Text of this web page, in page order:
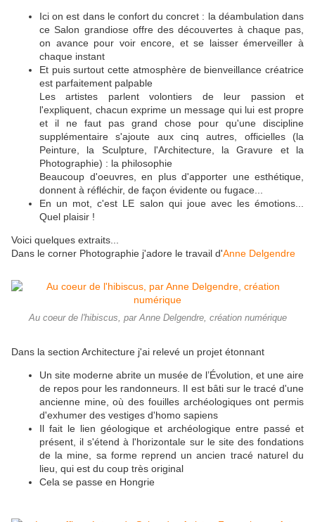
Ici on est dans le confort du concret : la déambulation dans
ce Salon grandiose offre des découvertes à chaque pas,
on avance pour voir encore, et se laisser émerveiller à
chaque instant
Et puis surtout cette atmosphère de bienveillance créatrice
est parfaitement palpable
Les artistes parlent volontiers de leur passion et
l'expliquent, chacun exprime un message qui lui est propre
et il ne faut pas grand chose pour qu'une discipline
supplémentaire s'ajoute aux cinq autres, officielles (la
Peinture, la Sculpture, l'Architecture, la Gravure et la
Photographie) : la philosophie
Beaucoup d'oeuvres, en plus d'apporter une esthétique,
donnent à réfléchir, de façon évidente ou fugace...
En un mot, c'est LE salon qui joue avec les émotions...
Quel plaisir !
Voici quelques extraits...
Dans le corner Photographie j'adore le travail d'Anne Delgendre
Au coeur de l'hibiscus, par Anne Delgendre, création numérique
Dans la section Architecture j'ai relevé un projet étonnant
Un site moderne abrite un musée de l’Évolution, et une aire
de repos pour les randonneurs. Il est bâti sur le tracé d'une
ancienne mine, où des fouilles archéologiques ont permis
d'exhumer des vestiges d'homo sapiens
Il fait le lien géologique et archéologique entre passé et
présent, il s'étend à l'horizontale sur le site des fondations
de la mine, sa forme reprend un ancien tracé naturel du
lieu, qui est du coup très original
Cela se passe en Hongrie